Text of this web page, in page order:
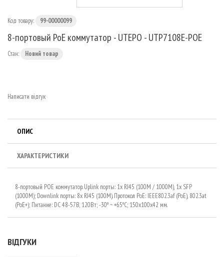
Код товару: 99-00000099
8-портовый PoE коммутатор - UTEPO - UTP7108E-POE
Стан: Новий товар
Написати відгук
ОПИС
ХАРАКТЕРИСТИКИ
8-портовый POE коммутатор. Uplink порты: 1x RJ45 (100M / 1000M), 1x SFP
(1000M); Downlink порты: 8x RJ45 (100M). Протокол PoE: IEEE802.3af (PoE), 802.3at
(PoE+); Питание: DC 48-57В, 120Вт; -30º ~ +65ºC; 150x100x42 мм.
ВІДГУКИ